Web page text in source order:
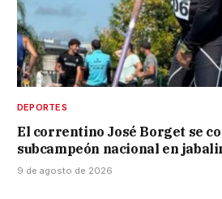
DEPORTES
El correntino José Borget se
subcampeón nacional en
9 de agosto de 2026